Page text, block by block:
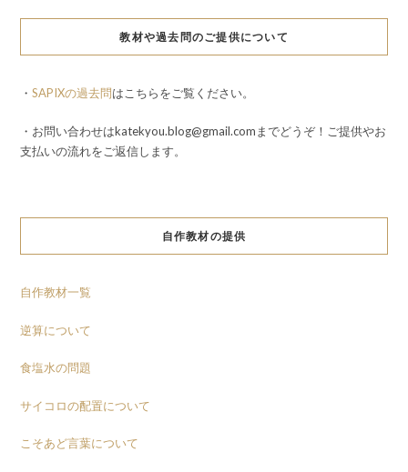
教材や過去問のご提供について
・ SAPIXの過去問はこちらをご覧ください。
・お問い合わせはkatekyou.blog@gmail.comまでどうぞ！ご提供やお
支払いの流れをご返信します。
自作教材の提供
自作教材一覧
逆算について
食塩水の問題
サイコロの配置について
こそあど言葉について